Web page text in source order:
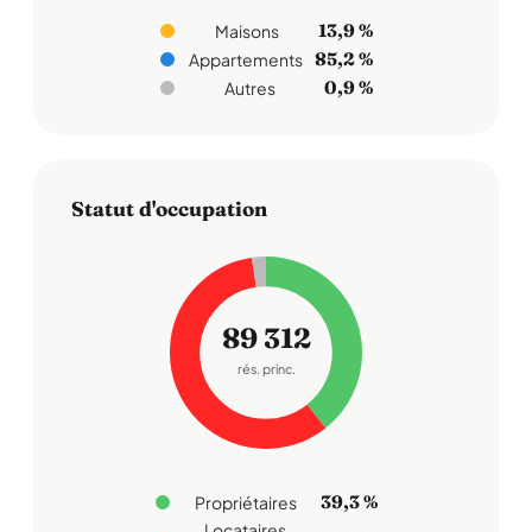
Goerger
29/12/2011
prennent pour des bourgeois......c'est ridicule
Amminata
18/08/2011
Je rejoins les commentaire précédents quant à
Les gens sont prétentieux, froids et
Maisons 13,9 %
Appartements 85,2 %
Autres 0,9 %
Statut d'occupation
89 312
rés. princ.
Propriétaires 39,3 %